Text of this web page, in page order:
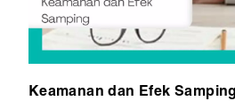
Keamanan dan Efek Samping